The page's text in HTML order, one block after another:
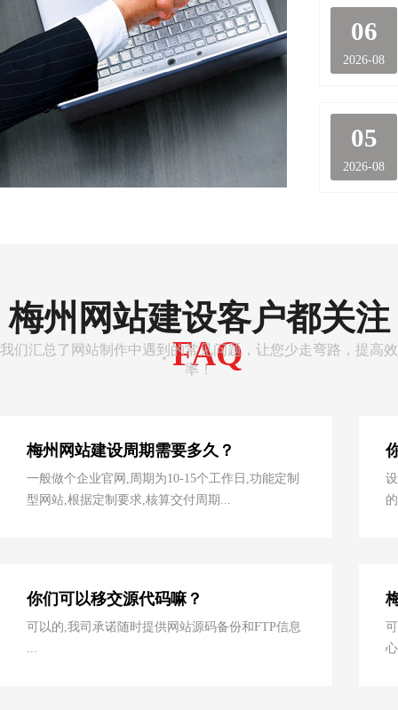
06
2026-08
05
2026-08
梅州网站建设客户都关注
·FAQ
我们汇总了网站制作中遇到的常见问题，让您少走弯路，提高效
率！
梅州网站建设周期需要多久？
一般做个企业官网,周期为10-15个工作日,功能定制
型网站,根据定制要求,核算交付周期...
你们可以移交源代码嘛？
可以的,我司承诺随时提供网站源码备份和FTP信息